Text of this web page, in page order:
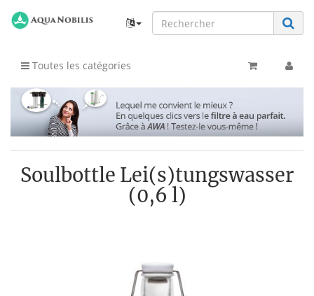
Toutes les catégories
Soulbottle Lei(s)tungswasser
(0,6 l)